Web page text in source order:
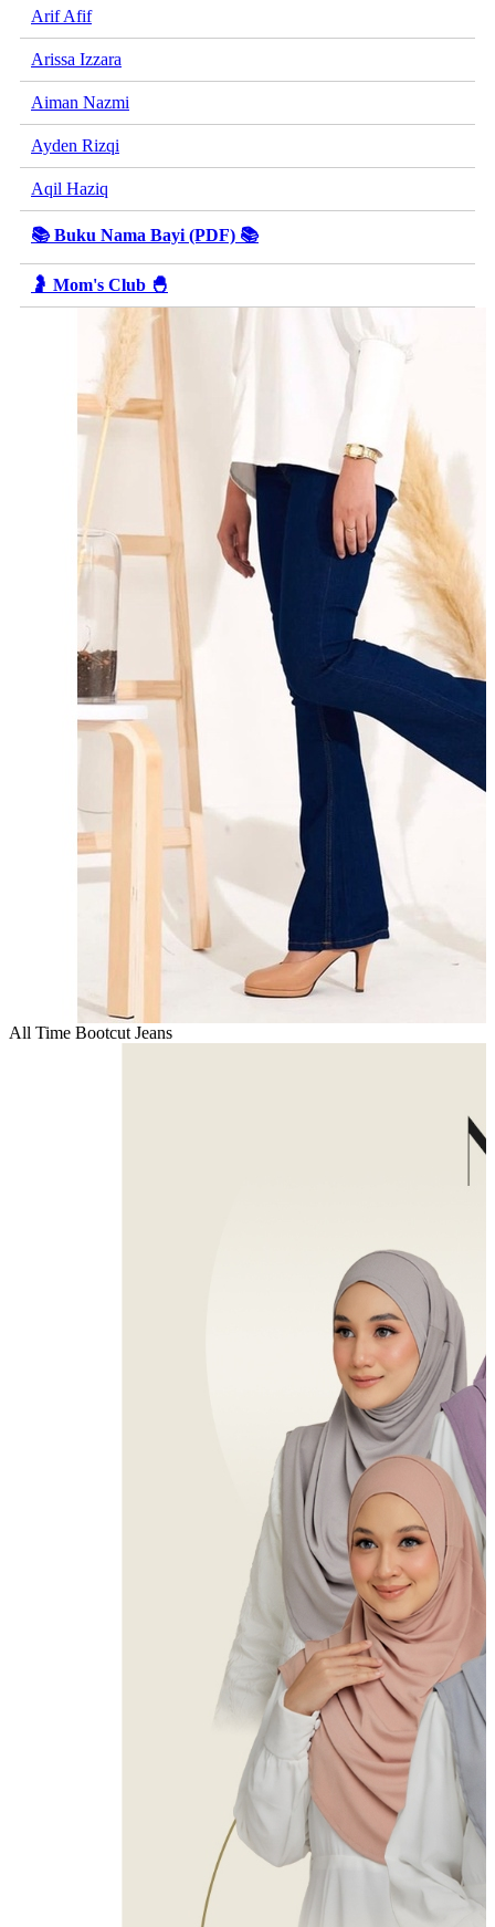
Arif Afif
Arissa Izzara
Aiman Nazmi
Ayden Rizqi
Aqil Haziq
📚 Buku Nama Bayi (PDF) 📚
🤰 Mom's Club 🐣
All Time Bootcut Jeans